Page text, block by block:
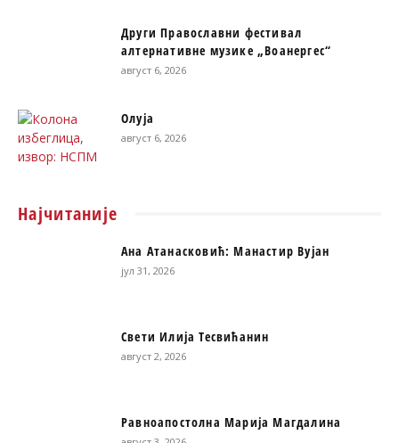
Други Православни фестивал
алтернативне музике „Воанергес“
август 6, 2026
Олуја
август 6, 2026
Најчитаније
Ана Атанасковић: Манастир Вујан
јул 31, 2026
Свети Илија Тесвићанин
август 2, 2026
Равноапостолна Марија Магдалина